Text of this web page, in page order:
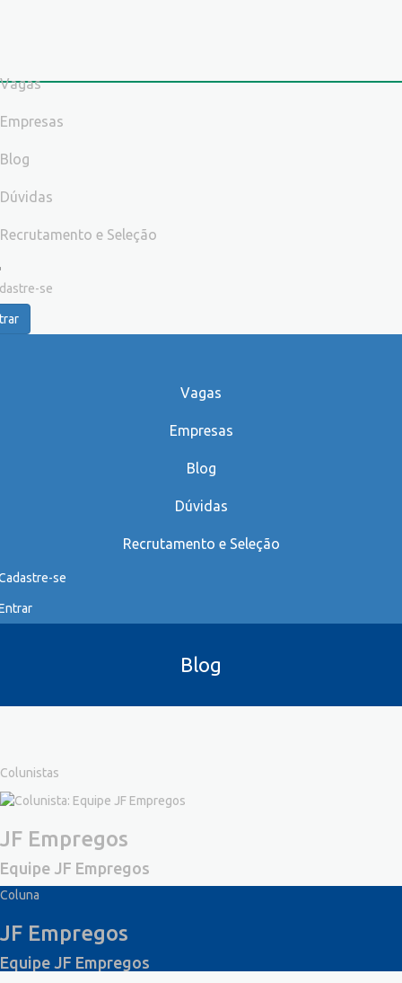
Vagas
Empresas
Blog
Dúvidas
Recrutamento e Seleção
se
Vagas
Empresas
Blog
Dúvidas
Recrutamento e Seleção
se
Blog
Colunistas
JF Empregos
Equipe JF Empregos
Coluna
JF Empregos
Equipe JF Empregos